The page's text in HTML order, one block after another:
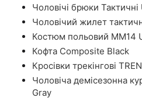
Чоловічі брюки
Чоловічий жилет
Костюм польовий ММ14
Кофта Composite Black
Кросівки трекінгові
Чоловіча демісезонна
Gray